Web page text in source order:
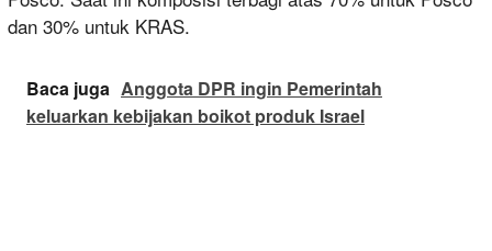
dan 30% untuk KRAS.
Baca juga Anggota DPR ingin Pemerintah
keluarkan kebijakan boikot produk Israel